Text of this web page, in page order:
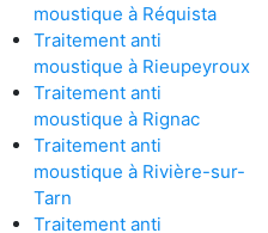
moustique à Réquista
Traitement anti
moustique à Rieupeyroux
Traitement anti
moustique à Rignac
Traitement anti
moustique à Rivière-sur-
Tarn
Traitement anti